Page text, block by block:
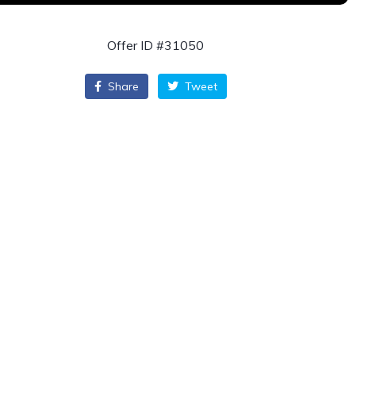
Offer ID #31050
Share Tweet